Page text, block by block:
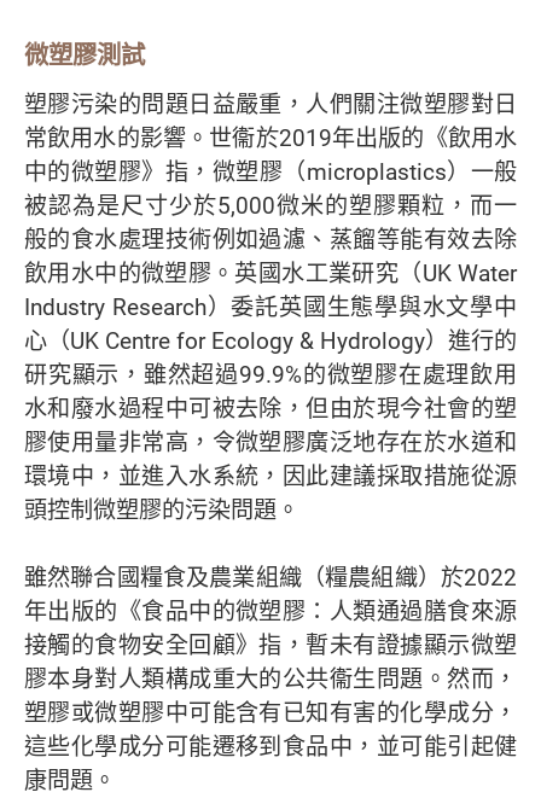
微塑膠測試
塑膠污染的問題日益嚴重，人們關注微塑膠對日
常飲用水的影響。世衞於2019年出版的《飲用水
中的微塑膠》指，微塑膠（microplastics）一般
被認為是尺寸少於5,000微米的塑膠顆粒，而一
般的食水處理技術例如過濾、蒸餾等能有效去除
飲用水中的微塑膠。英國水工業研究（UK Water
Industry Research）委託英國生態學與水文學中
心（UK Centre for Ecology & Hydrology）進行的
研究顯示，雖然超過99.9%的微塑膠在處理飲用
水和廢水過程中可被去除，但由於現今社會的塑
膠使用量非常高，令微塑膠廣泛地存在於水道和
環境中，並進入水系統，因此建議採取措施從源
頭控制微塑膠的污染問題。
雖然聯合國糧食及農業組織（糧農組織）於2022
年出版的《食品中的微塑膠：人類通過膳食來源
接觸的食物安全回顧》指，暫未有證據顯示微塑
膠本身對人類構成重大的公共衞生問題。然而，
塑膠或微塑膠中可能含有已知有害的化學成分，
這些化學成分可能遷移到食品中，並可能引起健
康問題。